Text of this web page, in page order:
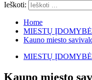
Ieškoti:
Home
MIESTŲ
Kauno miesto
MIESTŲ
Kauno miesto